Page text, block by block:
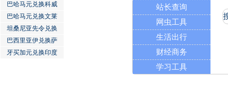
巴哈马元兑换科威
巴哈马元兑换文莱
坦桑尼亚先令兑换
巴西里亚伊兑换萨
牙买加元兑换印度
站长查询
网虫工具
生活出行
财经商务
学习工具